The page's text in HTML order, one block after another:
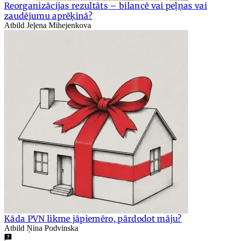
Reorganizācijas rezultāts – bilancē vai peļņas vai
zaudējumu aprēķinā?
Atbild Jeļena Mihejenkova
Kāda PVN likme jāpiemēro, pārdodot māju?
Atbild Ņina Podvinska